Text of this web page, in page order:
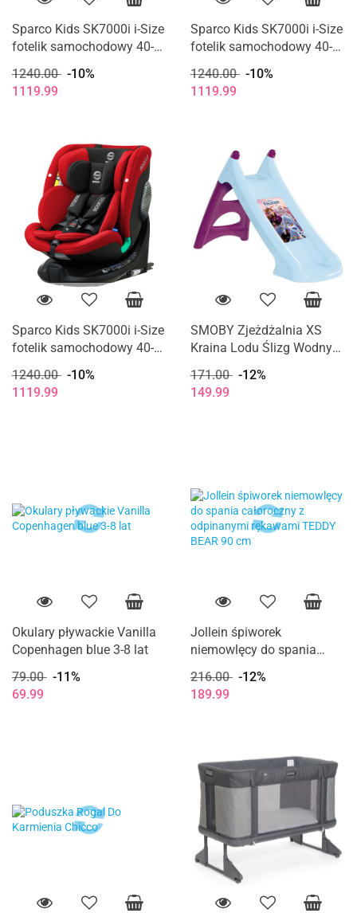
Sparco Kids SK7000i i-Size
fotelik samochodowy 40-
1240.00 -10%
1119.99
Sparco Kids SK7000i i-Size
fotelik samochodowy 40-
1240.00 -10%
1119.99
Sparco Kids SK7000i i-Size
fotelik samochodowy 40-
1240.00 -10%
1119.99
SMOBY Zjeżdżalnia XS
Kraina Lodu Ślizg Wodny
171.00 -12%
149.99
Okulary pływackie Vanilla
Copenhagen blue 3-8 lat
79.00 -11%
69.99
Jollein śpiworek
niemowlęcy do spania
rękawami TEDDY BEAR 90
cm
216.00 -12%
189.99